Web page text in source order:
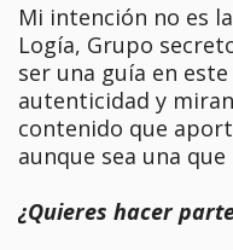
Mi intención no es
Logía, Grupo
ser una guía en
autenticidad y
contenido que
aunque sea una
¿Quieres hacer